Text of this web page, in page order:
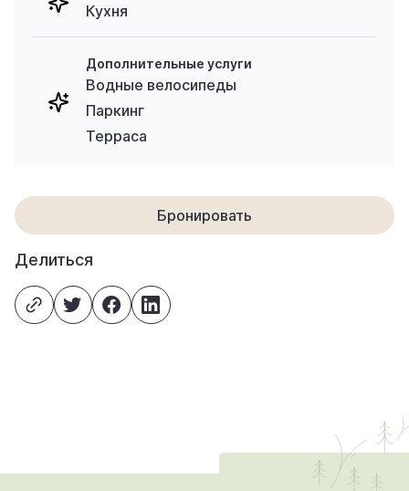
Кухня
Дополнительные услуги
Водные велосипеды
Паркинг
Терраса
Бронировать
Делиться